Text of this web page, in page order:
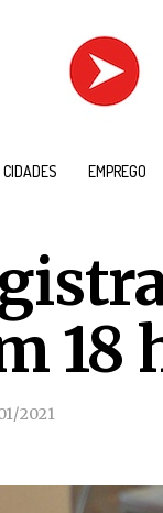
CIDADES EMPREGO
2021